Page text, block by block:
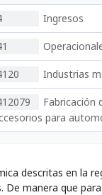
Ingresos
Industrias
Fabricación
para
descritas en la
De manera que